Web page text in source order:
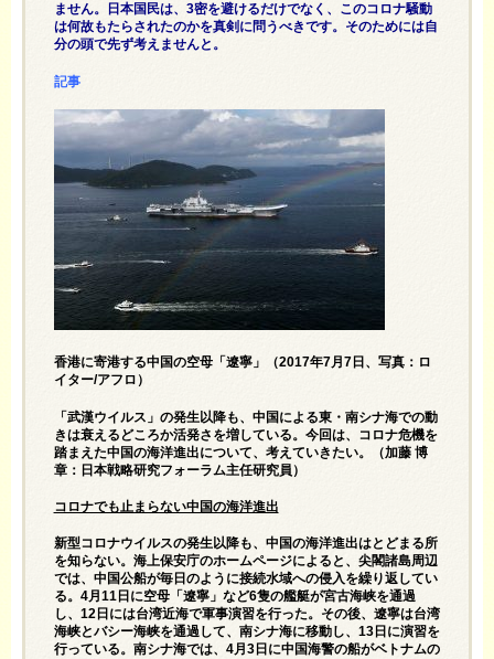
ません。日本国民は、3密を避けるだけでなく、このコロナ騒動
は何故もたらされたのかを真剣に問うべきです。そのためには自
分の頭で先ず考えませんと。
記事
香港に寄港する中国の空母「遼寧」（2017年7月7日、写真：ロ
イター/アフロ）
「武漢ウイルス」の発生以降も、中国による東・南シナ海での動
きは衰えるどころか活発さを増している。今回は、コロナ危機を
踏まえた中国の海洋進出について、考えていきたい。（加藤 博
章：日本戦略研究フォーラム主任研究員）
コロナでも止まらない中国の海洋進出
新型コロナウイルスの発生以降も、中国の海洋進出はとどまる所
を知らない。海上保安庁のホームページによると、尖閣諸島周辺
では、中国公船が毎日のように接続水域への侵入を繰り返してい
る。4月11日に空母「遼寧」など6隻の艦艇が宮古海峡を通過
し、12日には台湾近海で軍事演習を行った。その後、遼寧は台湾
海峡とバシー海峡を通過して、南シナ海に移動し、13日に演習を
行っている。南シナ海では、4月3日に中国海警の船がベトナムの